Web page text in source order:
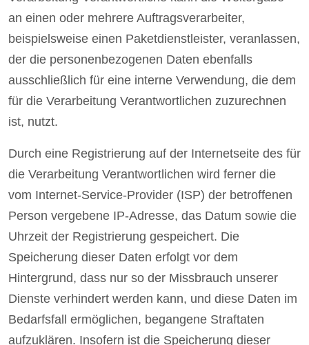
an einen oder mehrere Auftragsverarbeiter,
beispielsweise einen Paketdienstleister, veranlassen,
der die personenbezogenen Daten ebenfalls
ausschließlich für eine interne Verwendung, die dem
für die Verarbeitung Verantwortlichen zuzurechnen
ist, nutzt.
Durch eine Registrierung auf der Internetseite des für
die Verarbeitung Verantwortlichen wird ferner die
vom Internet-Service-Provider (ISP) der betroffenen
Person vergebene IP-Adresse, das Datum sowie die
Uhrzeit der Registrierung gespeichert. Die
Speicherung dieser Daten erfolgt vor dem
Hintergrund, dass nur so der Missbrauch unserer
Dienste verhindert werden kann, und diese Daten im
Bedarfsfall ermöglichen, begangene Straftaten
aufzuklären. Insofern ist die Speicherung dieser